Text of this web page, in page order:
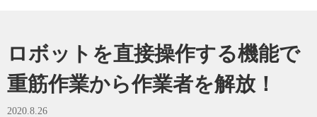
ロボットを直接操作する機能で
重筋作業から作業者を解放！
2020.8.26